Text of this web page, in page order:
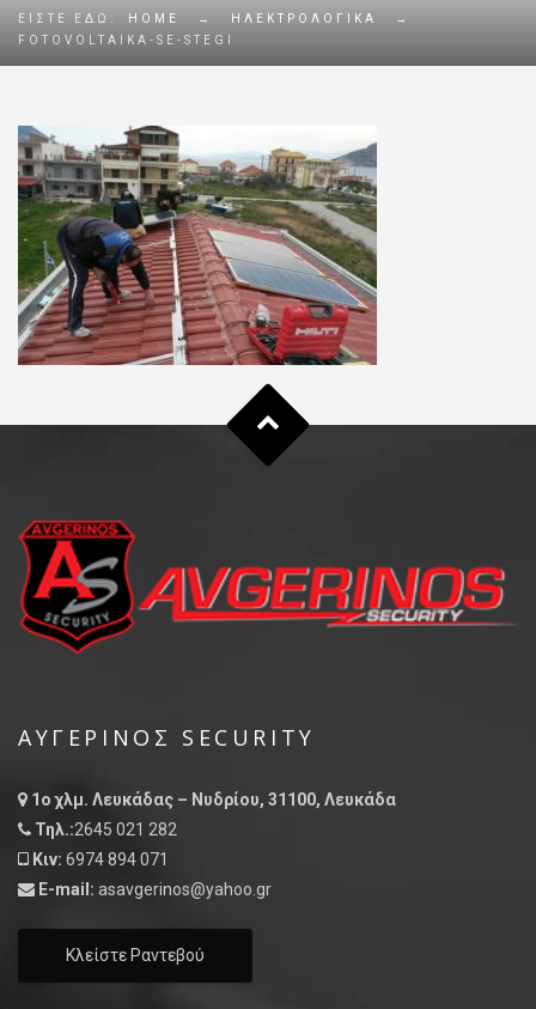
ΕΊΣΤΕ ΕΔΏ: HOME → ΗΛΕΚΤΡΟΛΟΓΙΚΑ
→
FOTOVOLTAIKA-SE-STEGI
ΑΥΓΕΡΙΝΌΣ SECURITY
1ο χλμ. Λευκάδας – Νυδρίου, 31100, Λευκάδα
Τηλ.:2645 021 282
Κιν: 6974 894 071
E-mail: asavgerinos@yahoo.gr
Κλείστε Ραντεβού